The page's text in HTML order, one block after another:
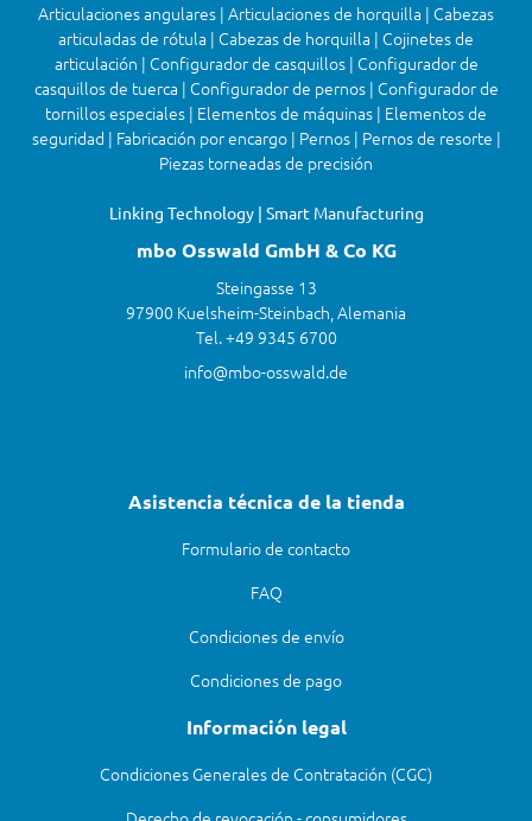
Articulaciones angulares | Articulaciones de horquilla | Cabezas
articuladas de rótula | Cabezas de horquilla | Cojinetes de
articulación | Configurador de casquillos | Configurador de
casquillos de tuerca | Configurador de pernos | Configurador de
tornillos especiales | Elementos de máquinas | Elementos de
seguridad | Fabricación por encargo | Pernos | Pernos de resorte |
Piezas torneadas de precisión
Linking Technology | Smart Manufacturing
mbo Osswald GmbH & Co KG
Steingasse 13
97900 Kuelsheim-Steinbach, Alemania
Tel. +49 9345 6700
info@mbo-osswald.de
Asistencia técnica de la tienda
Formulario de contacto
FAQ
Condiciones de envío
Condiciones de pago
Información legal
Condiciones Generales de Contratación (CGC)